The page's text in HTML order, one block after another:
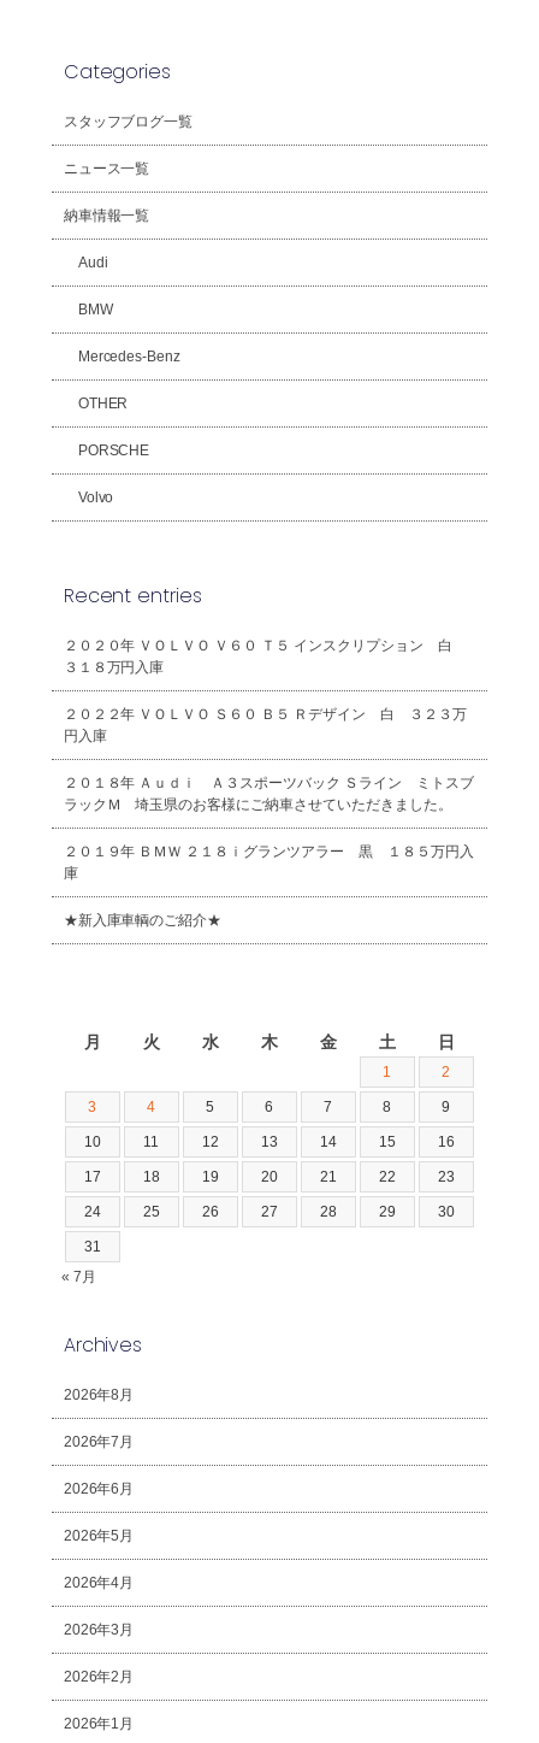
Categories
スタッフブログ一覧
ニュース一覧
納車情報一覧
Audi
BMW
Mercedes-Benz
OTHER
PORSCHE
Volvo
Recent entries
２０２０年 ＶＯＬＶＯ Ｖ６０ Ｔ５ インスクリプション 白
３１８万円入庫
２０２２年 ＶＯＬＶＯ Ｓ６０ Ｂ５ Ｒデザイン 白 ３２３万
円入庫
２０１８年 Ａｕｄｉ Ａ３スポーツバック Ｓライン ミトスブ
ラックＭ 埼玉県のお客様にご納車させていただきました。
２０１９年 ＢＭＷ ２１８ｉグランツアラー 黒 １８５万円入
庫
★新入庫車輌のご紹介★
月 火 水 木 金 土 日
1 2
3 4 5 6 7 8 9
10 11 12 13 14 15 16
17 18 19 20 21 22 23
24 25 26 27 28 29 30
31
« 7月
Archives
2026年8月
2026年7月
2026年6月
2026年5月
2026年4月
2026年3月
2026年2月
2026年1月